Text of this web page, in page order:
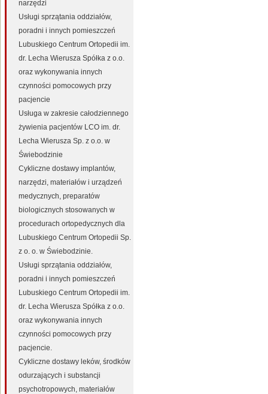
narzędzi
Usługi sprzątania oddziałów,
poradni i innych pomieszczeń
Lubuskiego Centrum Ortopedii im.
dr. Lecha Wierusza Spółka z o.o.
oraz wykonywania innych
czynności pomocowych przy
pacjencie
Usługa w zakresie całodziennego
żywienia pacjentów LCO im. dr.
Lecha Wierusza Sp. z o.o. w
Świebodzinie
Cykliczne dostawy implantów,
narzędzi, materiałów i urządzeń
medycznych, preparatów
biologicznych stosowanych w
procedurach ortopedycznych dla
Lubuskiego Centrum Ortopedii Sp.
z o. o. w Świebodzinie.
Usługi sprzątania oddziałów,
poradni i innych pomieszczeń
Lubuskiego Centrum Ortopedii im.
dr. Lecha Wierusza Spółka z o.o.
oraz wykonywania innych
czynności pomocowych przy
pacjencie.
Cykliczne dostawy leków, środków
odurzających i substancji
psychotropowych, materiałów